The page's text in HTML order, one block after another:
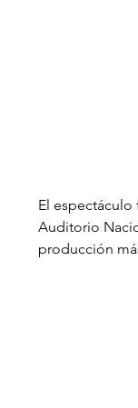
El
Auditorio
producción